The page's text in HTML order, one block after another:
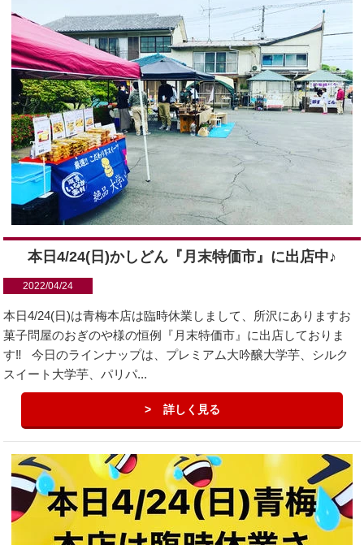
本日4/24(日)かしどん『月末特価市』に出店中♪
2022/04/24
本日4/24(日)は青梅本店は臨時休業しまして、所沢にありますお
菓子問屋のおぎのや様の恒例『月末特価市』に出店しておりま
す‼️ 今日のラインナップは、プレミアム大吟醸大学芋、シルク
スイート大学芋、パリパ...
詳しく見る